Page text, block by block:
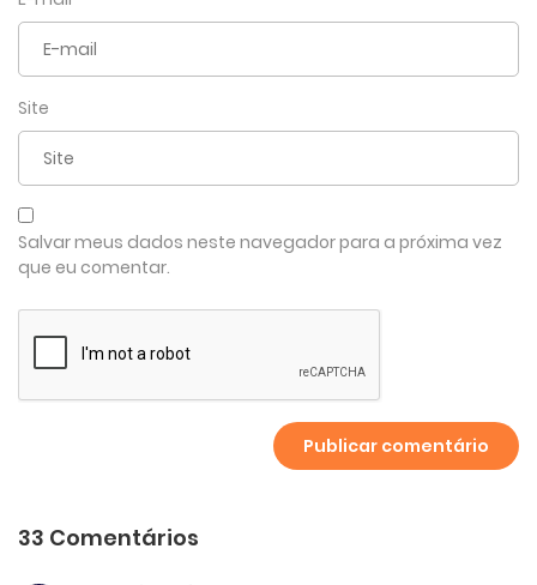
Site
Salvar meus dados neste navegador para a próxima vez
que eu comentar.
33 Comentários